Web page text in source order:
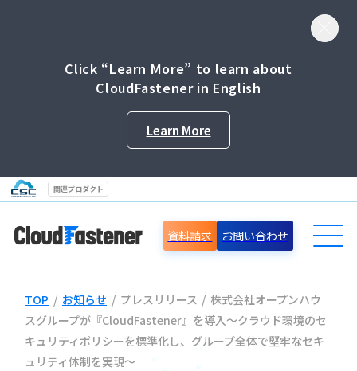
Click “Learn More” to learn about
CloudFastener in English
Learn More
関連プロダクト
導入事例
セミナー情報
資料請求 お問い合わせ
TOP / お知らせ / プレスリリース / 株式会社オープンハウ
スグループが『CloudFastener』を導入～クラウド環境のセ
キュリティポリシーを標準化し、グループ全体で堅牢なセキ
ュリティ体制を実現〜